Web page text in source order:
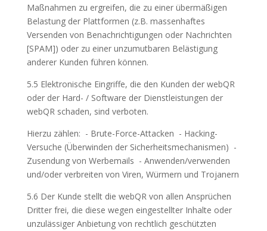
Maßnahmen zu ergreifen, die zu einer übermäßigen
Belastung der Plattformen (z.B. massenhaftes
Versenden von Benachrichtigungen oder Nachrichten
[SPAM]) oder zu einer unzumutbaren Belästigung
anderer Kunden führen können.
5.5 Elektronische Eingriffe, die den Kunden der webQR
oder der Hard- / Software der Dienstleistungen der
webQR schaden, sind verboten.
Hierzu zählen: - Brute-Force-Attacken - Hacking-
Versuche (Überwinden der Sicherheitsmechanismen) -
Zusendung von Werbemails - Anwenden/verwenden
und/oder verbreiten von Viren, Würmern und Trojanern
5.6 Der Kunde stellt die webQR von allen Ansprüchen
Dritter frei, die diese wegen eingestellter Inhalte oder
unzulässiger Anbietung von rechtlich geschützten